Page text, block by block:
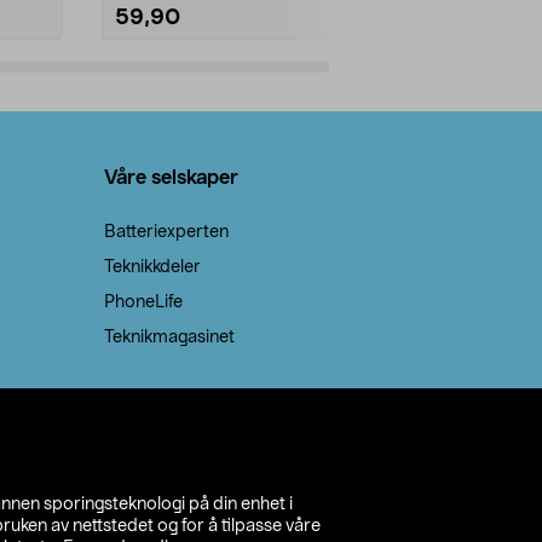
sporingsteknologi på din enhet i
av nettstedet og for å tilpasse våre
59,90
Våre selskaper
Batteriexperten
Teknikkdeler
PhoneLife
Teknikmagasinet